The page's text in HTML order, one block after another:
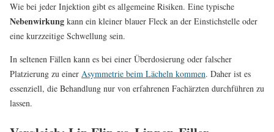
Wie bei jeder Injektion gibt es allgemeine Risiken. Eine typische
Nebenwirkung kann ein kleiner blauer Fleck an der Einstichstelle oder
eine kurzzeitige Schwellung sein.
In seltenen Fällen kann es bei einer Überdosierung oder falscher
Platzierung zu einer Asymmetrie beim Lächeln kommen. Daher ist es
essenziell, die Behandlung nur von erfahrenen Fachärzten durchführen zu
lassen.